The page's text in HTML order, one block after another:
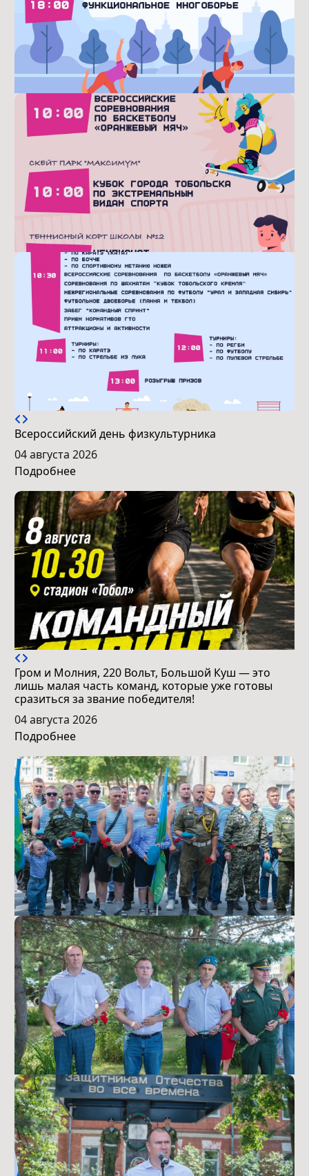
Всероссийский день физкультурника
04 августа 2026
Подробнее
Гром и Молния, 220 Вольт, Большой Куш — это
лишь малая часть команд, которые уже готовы
сразиться за звание победителя!
04 августа 2026
Подробнее